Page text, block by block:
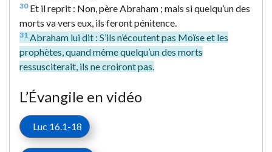
30Et il reprit : Non, père Abraham ; mais si quelqu’un des
morts va vers eux, ils feront pénitence.
31 Abraham lui dit : S’ils n’écoutent pas Moïse et les
prophètes, quand même quelqu’un des morts
ressusciterait, ils ne croiront pas.
L’Évangile en vidéo
Luc 16.1-18